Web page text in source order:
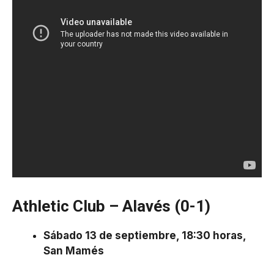
Athletic Club – Alavés (0-1)
Sábado 13 de septiembre, 18:30 horas,
San Mamés